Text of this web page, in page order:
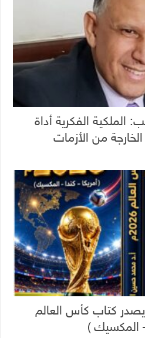
الملكية الفكرية أداة
من الأزمات
يصدر كتاب كأس العالم